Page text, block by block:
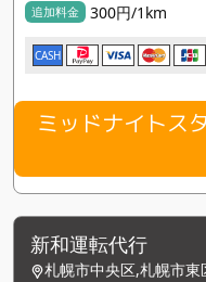
追加料金 300円/1km
CASH
ミッドナイトス
新和運転代行
札幌市中央区,札幌市東